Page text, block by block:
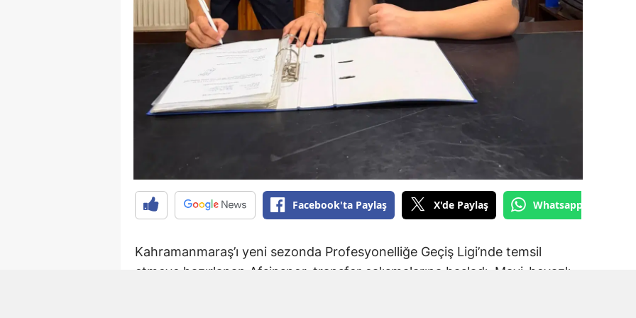
Facebook'ta Paylaş X'de Paylaş Whatsapp'tan
Kahramanmaraş’ı yeni sezonda Profesyonelliğe Geçiş Ligi’nde temsil
etmeye hazırlanan Afşinspor, transfer çalışmalarına başladı. Mavi-beyazlı